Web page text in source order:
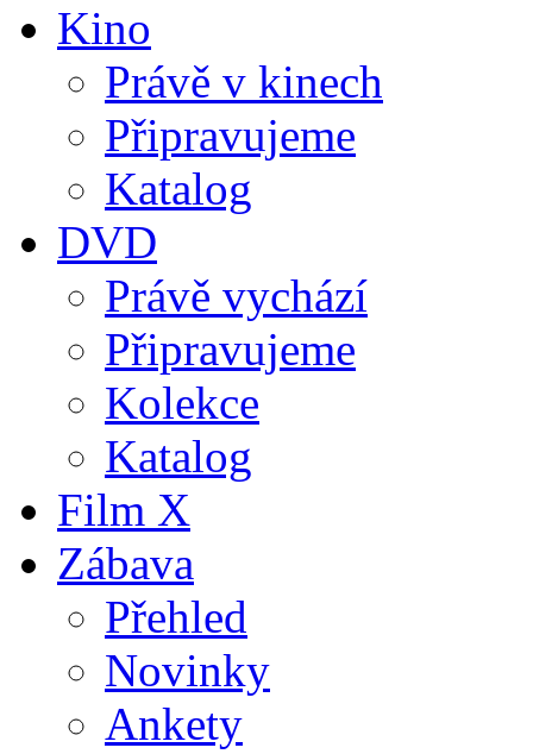
Kino
Právě v kinech
Připravujeme
Katalog
DVD
Právě vychází
Připravujeme
Kolekce
Katalog
Film X
Zábava
Přehled
Novinky
Ankety